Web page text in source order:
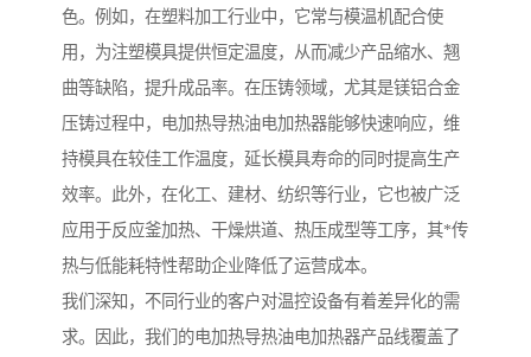
色。例如，在塑料加工行业中，它常与模温机配合使
用，为注塑模具提供恒定温度，从而减少产品缩水、翘
曲等缺陷，提升成品率。在压铸领域，尤其是镁铝合金
压铸过程中，电加热导热油电加热器能够快速响应，维
持模具在较佳工作温度，延长模具寿命的同时提高生产
效率。此外，在化工、建材、纺织等行业，它也被广泛
应用于反应釜加热、干燥烘道、热压成型等工序，其*传
热与低能耗特性帮助企业降低了运营成本。
我们深知，不同行业的客户对温控设备有着差异化的需
求。因此，我们的电加热导热油电加热器产品线覆盖了